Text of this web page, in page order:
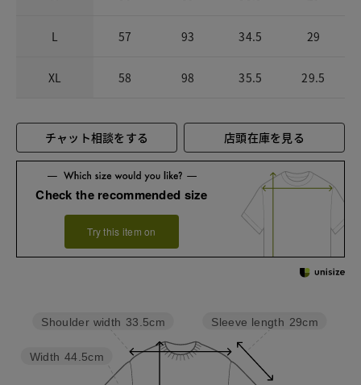
L 57 93 34.5 29
XL 58 98 35.5 29.5
チャット相談をする 店頭在庫を見る
Check the recommended size
Try this item on
Sleeve length 29cm
Width 44.5cm
Shoulder width 33.5cm